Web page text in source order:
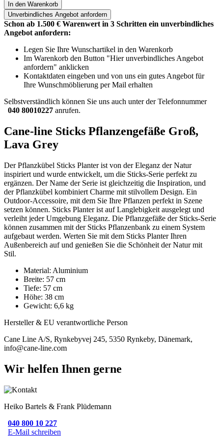
In den Warenkorb
Unverbindliches Angebot anfordern
Schon ab 1.500 € Warenwert in 3 Schritten ein unverbindliches
Angebot anfordern:
Legen Sie Ihre Wunschartikel in den Warenkorb
Im Warenkorb den Button "Hier unverbindliches Angebot
anfordern" anklicken
Kontaktdaten eingeben und von uns ein gutes Angebot für
Ihre Wunschmöblierung per Mail erhalten
Selbstverständlich können Sie uns auch unter der Telefonnummer
040 80010227 anrufen.
Cane-line Sticks Pflanzengefäße Groß,
Lava Grey
Der Pflanzkübel Sticks Planter ist von der Eleganz der Natur
inspiriert und wurde entwickelt, um die Sticks-Serie perfekt zu
ergänzen. Der Name der Serie ist gleichzeitig die Inspiration, und
der Pflanzkübel kombiniert Charme mit stilvollem Design. Ein
Outdoor-Accessoire, mit dem Sie Ihre Pflanzen perfekt in Szene
setzen können. Sticks Planter ist auf Langlebigkeit ausgelegt und
verleiht jeder Umgebung Eleganz. Die Pflanzgefäße der Sticks-Serie
können zusammen mit der Sticks Pflanzenbank zu einem System
aufgebaut werden. Werten Sie mit dem Sticks Planter Ihren
Außenbereich auf und genießen Sie die Schönheit der Natur mit
Stil.
Material: Aluminium
Breite: 57 cm
Tiefe: 57 cm
Höhe: 38 cm
Gewicht: 6,6 kg
Hersteller & EU verantwortliche Person
Cane Line A/S, Rynkebyvej 245, 5350 Rynkeby, Dänemark,
info@cane-line.com
Wir helfen Ihnen gerne
Heiko Bartels & Frank Plüdemann
040 800 10 227
E-Mail schreiben